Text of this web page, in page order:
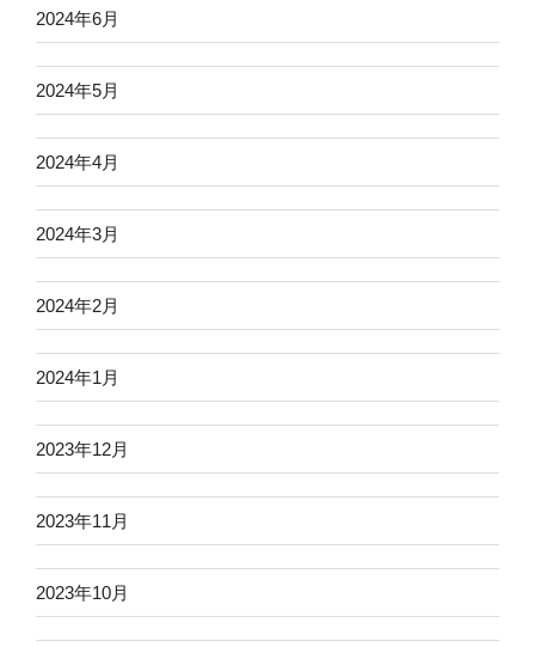
2024年6月
2024年5月
2024年4月
2024年3月
2024年2月
2024年1月
2023年12月
2023年11月
2023年10月